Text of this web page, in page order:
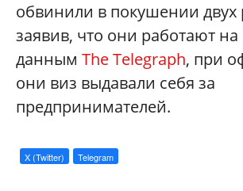
обвинили в покушении двух
заявив, что они работают
данным The Telegraph, при
они виз выдавали себя за
предпринимателей.
X (Twitter) Telegram